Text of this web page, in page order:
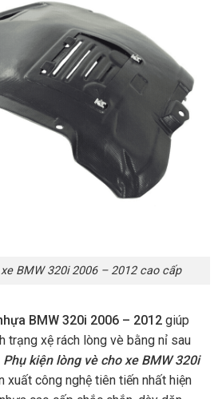
BMW 320i 2006 – 2012 cao cấp
BMW 320i 2006 – 2012 giúp
trạng xệ rách lòng vè bằng nỉ sau
Phụ kiện lòng vè cho xe BMW 320i
xuất công nghệ tiên tiến nhất hiện